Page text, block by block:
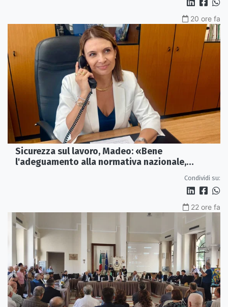
20 ore fa
Sicurezza sul lavoro, Madeo: «Bene
l'adeguamento alla normativa nazionale,
Condividi su:
22 ore fa